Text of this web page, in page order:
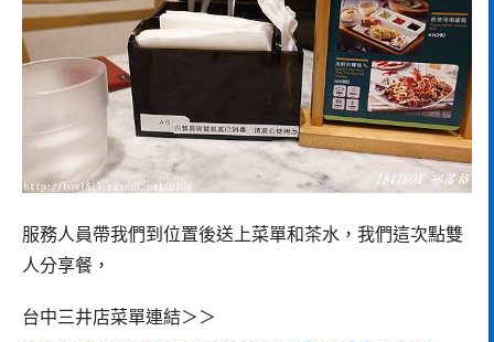
服務人員帶我們到位置後送上菜單和茶水，我們這次點雙
人分享餐，
台中三井店菜單連結＞＞